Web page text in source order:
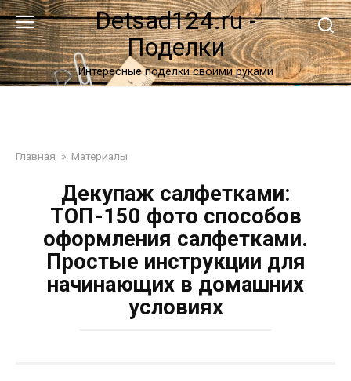
Перейти
к
контенту
Detsad124.ru -
Поделки
Интересные поделки своими руками
Главная » Материалы
Декупаж салфетками:
ТОП-150 фото способов
оформления салфетками.
Простые инструкции для
начинающих в домашних
условиях